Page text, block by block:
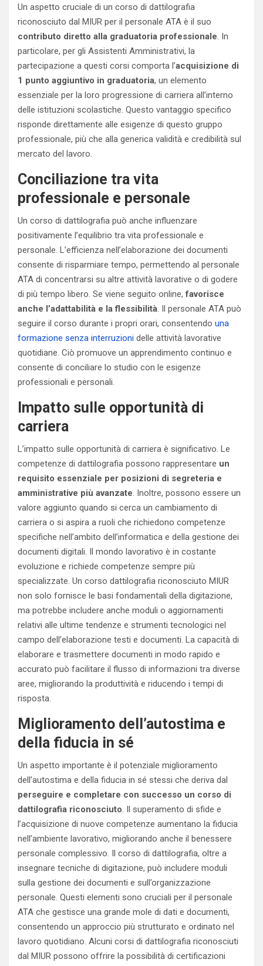
Un aspetto cruciale di un corso di dattilografia
riconosciuto dal MIUR per il personale ATA è il suo
contributo diretto alla graduatoria professionale. In
particolare, per gli Assistenti Amministrativi, la
partecipazione a questi corsi comporta l’acquisizione di
1 punto aggiuntivo in graduatoria, un elemento
essenziale per la loro progressione di carriera all’interno
delle istituzioni scolastiche. Questo vantaggio specifico
risponde direttamente alle esigenze di questo gruppo
professionale, più che alla generica validità e credibilità sul
mercato del lavoro.
Conciliazione tra vita
professionale e personale
Un corso di dattilografia può anche influenzare
positivamente l’equilibrio tra vita professionale e
personale. L’efficienza nell’elaborazione dei documenti
consente di risparmiare tempo, permettendo al personale
ATA di concentrarsi su altre attività lavorative o di godere
di più tempo libero. Se viene seguito online,favorisce
anche l’adattabilità e la flessibilità. Il personale ATA può
seguire il corso durante i propri orari, consentendo una
formazione senza interruzioni delle attività lavorative
quotidiane. Ciò promuove un apprendimento continuo e
consente di conciliare lo studio con le esigenze
professionali e personali.
Impatto sulle opportunità di
carriera
L’impatto sulle opportunità di carriera è significativo. Le
competenze di dattilografia possono rappresentare un
requisito essenziale per posizioni di segreteria e
amministrative più avanzate. Inoltre, possono essere un
valore aggiunto quando si cerca un cambiamento di
carriera o si aspira a ruoli che richiedono competenze
specifiche nell’ambito dell’informatica e della gestione dei
documenti digitali. Il mondo lavorativo è in costante
evoluzione e richiede competenze sempre più
specializzate. Un corso dattilografia riconosciuto MIUR
non solo fornisce le basi fondamentali della digitazione,
ma potrebbe includere anche moduli o aggiornamenti
relativi alle ultime tendenze e strumenti tecnologici nel
campo dell’elaborazione testi e documenti. La capacità di
elaborare e trasmettere documenti in modo rapido e
accurato può facilitare il flusso di informazioni tra diverse
aree, migliorando la produttività e riducendo i tempi di
risposta.
Miglioramento dell’autostima e
della fiducia in sé
Un aspetto importante è il potenziale miglioramento
dell’autostima e della fiducia in sé stessi che deriva dal
perseguire e completare con successo un corso di
dattilografia riconosciuto. Il superamento di sfide e
l’acquisizione di nuove competenze aumentano la fiducia
nell’ambiente lavorativo, migliorando anche il benessere
personale complessivo. Il corso di dattilografia, oltre a
insegnare tecniche di digitazione, può includere moduli
sulla gestione dei documenti e sull’organizzazione
personale. Questi elementi sono cruciali per il personale
ATA che gestisce una grande mole di dati e documenti,
consentendo un approccio più strutturato e ordinato nel
lavoro quotidiano. Alcuni corsi di dattilografia riconosciuti
dal MIUR possono offrire la possibilità di certificazioni